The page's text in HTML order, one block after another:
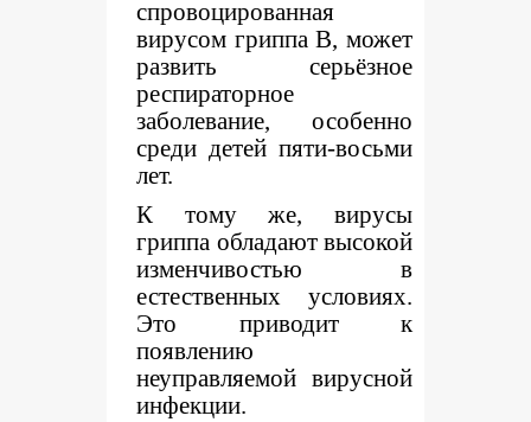
спровоцированная
вирусом гриппа В, может
развить серьёзное
респираторное
заболевание, особенно
среди детей пяти-восьми
лет.
К тому же, вирусы
гриппа обладают высокой
изменчивостью в
естественных условиях.
Это приводит к
появлению
неуправляемой вирусной
инфекции.